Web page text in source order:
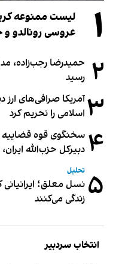
۱
عروسی رونالدو و
۲ حمیدرضا رجب‌زاده،
رسید
۳آمریکا صرافی‌های
اسلامی را تحریم کرد
۴ سخنگوی قوه قضاییه
دبیر‌کل حزب‌الله
۵ تحلیل
نسل معلق؛
زندگی می‌کنند
انتخاب سردبیر